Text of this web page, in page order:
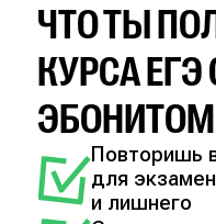
ЧТО ТЫ
КУРСА ЕГЭ
ЭБОНИТОМ
Повторишь
для
и лишнего